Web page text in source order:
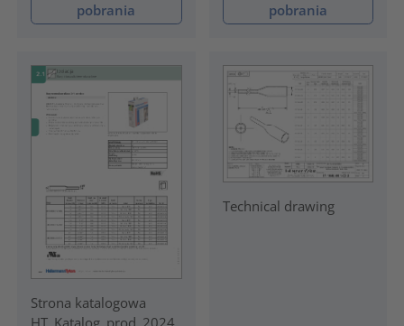
pobrania
pobrania
Strona katalogowa
HT_Katalog_prod_2024_
Technical drawing